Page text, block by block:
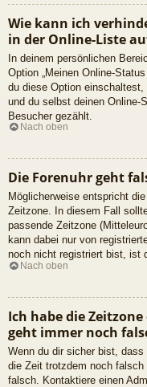
Wie kann ich
in der Online-Liste
In deinem persönlichen
Option „Meinen Online-
du diese Option
und du selbst deinen Online-
Besucher gezählt.
Nach oben
Die Forenuhr geht
Möglicherweise entspricht
Zeitzone. In diesem Fall
passende Zeitzone
kann dabei nur von
noch nicht registriert bist, ist
Nach oben
Ich habe die
geht immer noch
Wenn du dir sicher bist,
die Zeit trotzdem noch
falsch. Kontaktiere einen